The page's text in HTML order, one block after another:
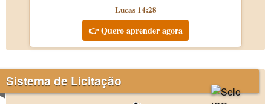
Lucas 14:28
👉 Quero aprender agora
Sistema de Licitação